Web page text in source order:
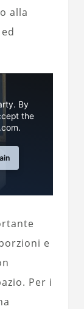
alla
By
the
e
Per i